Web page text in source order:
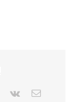
Pinterest
Vk
E-